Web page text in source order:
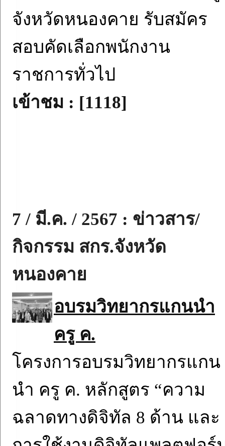
จังหวัดหนองคาย รับสมัคร
สอบคัดเลือกพนักงาน
ราชการทั่วไป
เข้าชม : [1118]
7 / มี.ค. / 2567 : ข่าวสาร/
กิจกรรม สกร.จังหวัด
หนองคาย
อบรมวิทยากรแกนนำ
ครู ค.
โครงการอบรมวิทยากรแกน
นำ ครู ค. หลักสูตร “ความ
ฉลาดทางดิจิทัล 8 ด้าน และ